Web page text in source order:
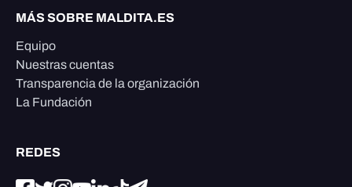
MÁS SOBRE MALDITA.ES
Equipo
Nuestras cuentas
Transparencia de la organización
La Fundación
REDES